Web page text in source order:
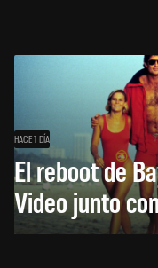
HACE 1 DÍA
El reboot de
Video junto